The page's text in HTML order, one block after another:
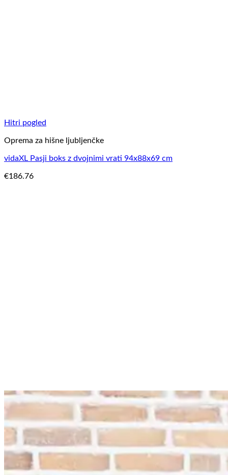
Hitri pogled
Oprema za hišne ljubljenčke
vidaXL Pasji boks z dvojnimi vrati 94x88x69 cm
€186.76